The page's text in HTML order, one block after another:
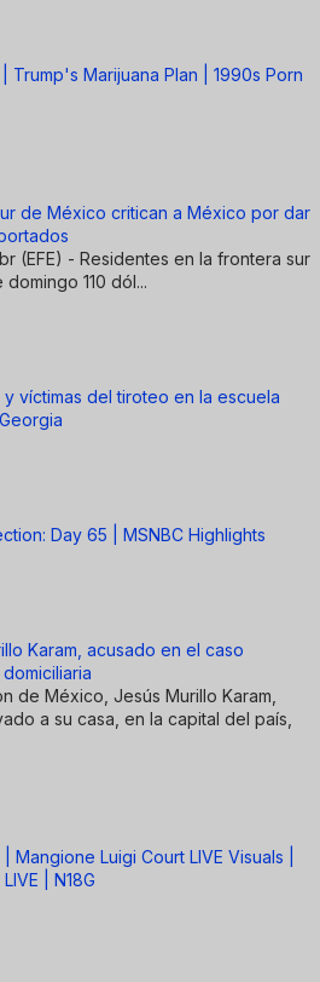
Marijuana Plan | 1990s Porn
de México critican a México por dar
(EFE) - Residentes en la frontera sur
110 dól...
víctimas del tiroteo en la escuela
Day 65 | MSNBC Highlights
Karam, acusado en el caso
de México, Jesús Murillo Karam,
a su casa, en la capital del país,
Mangione Luigi Court LIVE Visuals |
| N18G